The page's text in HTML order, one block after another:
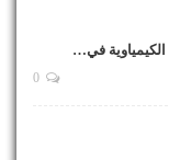
الكيمياوية في…